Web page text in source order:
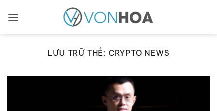
qua
LƯU TRỮ THẺ: CRYPTO NEWS